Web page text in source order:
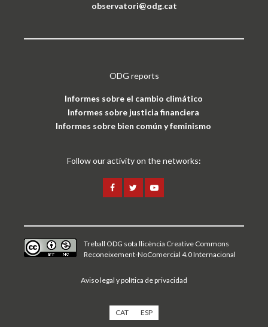
observatori@odg.cat
ODG reports
Informes sobre el cambio climático
Informes sobre justicia financiera
Informes sobre bien común y feminismo
Follow our activity on the networks:
Treball ODG sota llicència Creative Commons
Reconeixement-NoComercial 4.0 Internacional
Aviso legal y política de privacidad
CAT ESP